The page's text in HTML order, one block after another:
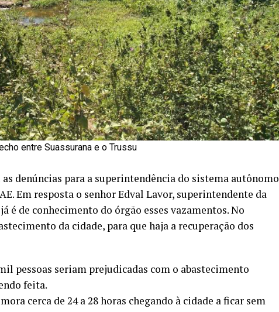
entre Suassurana e o Trussu
denúncias para a superintendência do sistema autônomo
Em resposta o senhor Edval Lavor, superintendente da
é de conhecimento do órgão esses vazamentos. No
da cidade, para que haja a recuperação dos
pessoas seriam prejudicadas com o abastecimento
feita.
cerca de 24 a 28 horas chegando à cidade a ficar sem